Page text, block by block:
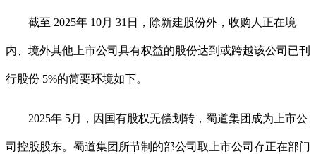
截至 2025年 10月 31日，除新建股份外，收购人正在境
内、境外其他上市公司具有权益的股份达到或跨越该公司已刊
行股份 5%的简要环境如下。
2025年 5月，因国有股权无偿划转，蜀道集团成为上市公
司控股股东。蜀道集团所节制的部公司取上市公司存正在部门